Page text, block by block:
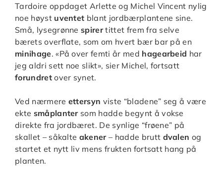
Tardoire oppdaget Arlette og Michel Vincent nylig
noe høyst uventet blant jordbærplantene sine.
Små, lysegrønnespirertittet frem fra selve
bærets overflate, som om hvert bær bar på en
minihage. «På over femti år med hagearbeid har
jeg aldri sett noe slikt», sier Michel, fortsatt
forundretover synet.
Ved nærmere ettersyn viste “bladene” seg å være
ekte småplantersom hadde begynt å vokse
direkte fra jordbæret. De synlige “frøene” på
skallet – såkalte akener– hadde brutt dvalen og
startet et nytt liv mens frukten fortsatt hang på
planten.